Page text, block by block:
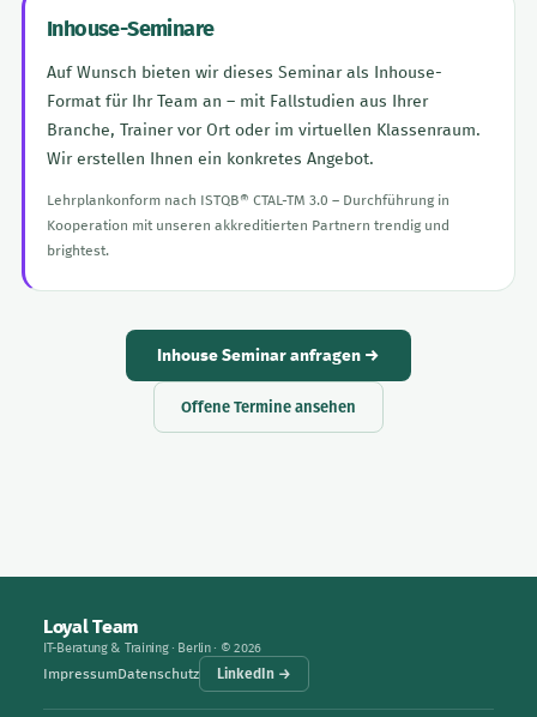
Inhouse-Seminare
Auf Wunsch bieten wir dieses Seminar als Inhouse-
Format für Ihr Team an – mit Fallstudien aus Ihrer
Branche, Trainer vor Ort oder im virtuellen Klassenraum.
Wir erstellen Ihnen ein konkretes Angebot.
Lehrplankonform nach ISTQB® CTAL-TM 3.0 – Durchführung in
Kooperation mit unseren akkreditierten Partnern trendig und
brightest.
Inhouse Seminar anfragen →
Offene Termine ansehen
Loyal Team
IT-Beratung & Training · Berlin · © 2026
ImpressumDatenschutz LinkedIn →